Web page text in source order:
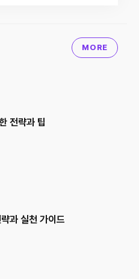
MORE
전략과 팁
과 실천 가이드